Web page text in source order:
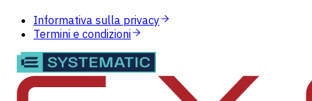
Informativa sulla privacy
Termini e condizioni